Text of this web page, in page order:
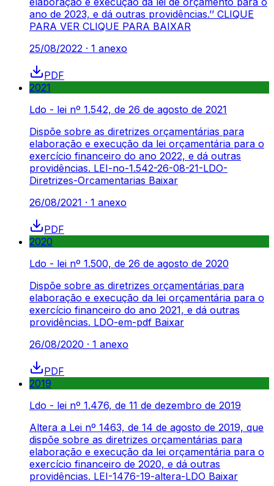
ano de 2023, e dá outras providências.’’ CLIQUE
PARA VER CLIQUE PARA BAIXAR
25/08/2022 · 1 anexo
PDF
2021
Ldo - lei nº 1.542, de 26 de agosto de 2021
Dispõe sobre as diretrizes orçamentárias para
elaboração e execução da lei orçamentária para o
exercício financeiro do ano 2022, e dá outras
providências. LEI-no-1.542-26-08-21-LDO-
Diretrizes-Orcamentarias Baixar
26/08/2021 · 1 anexo
PDF
2020
Ldo - lei nº 1.500, de 26 de agosto de 2020
Dispõe sobre as diretrizes orçamentárias para
elaboração e execução da lei orçamentária para o
exercício financeiro do ano 2021, e dá outras
providências. LDO-em-pdf Baixar
26/08/2020 · 1 anexo
PDF
2019
Ldo - lei nº 1.476, de 11 de dezembro de 2019
Altera a Lei nº 1463, de 14 de agosto de 2019, que
dispõe sobre as diretrizes orçamentárias para
elaboração e execução da lei orçamentária para o
exercício financeiro de 2020, e dá outras
providências. LEI-1476-19-altera-LDO Baixar